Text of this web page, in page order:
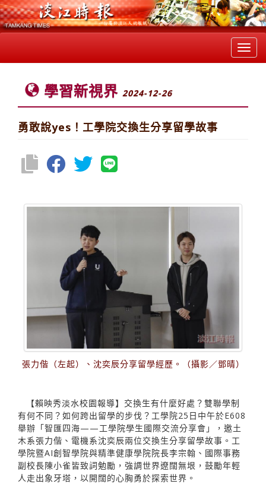
學習新視界 2024-12-26
勇敢說yes！工學院交換生分享留學故事
張力偕（左起）、沈奕辰分享留學經歷。（攝影／鄧晴）
【賴映秀淡水校園報導】交換生有什麼好處？雙聯學制
有何不同？如何跨出留學的步伐？工學院25日中午於E608
舉辦「智匯四海——工學院學生國際交流分享會」，邀土
木系張力偕、電機系沈奕辰兩位交換生分享留學故事。工
學院暨AI創智學院與精準健康學院院長李宗翰、國際事務
副校長陳小雀皆致詞勉勵，強調世界遼闊無垠，鼓勵年輕
人走出象牙塔，以開闊的心胸勇於探索世界。